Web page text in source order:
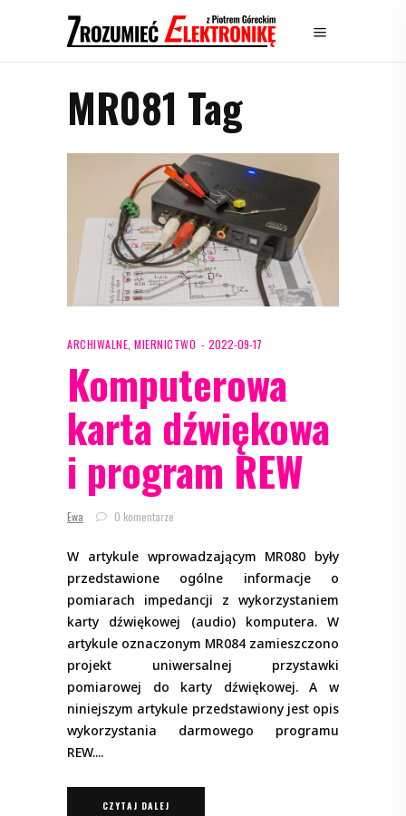
MR081 Tag
ARCHIWALNE MIERNICTWO 2022-09-17
Komputerowa
karta dźwiękowa
i program REW
Ewa 0 komentarze
W artykule wprowadzającym MR080 były
przedstawione ogólne informacje o
pomiarach impedancji z wykorzystaniem
karty dźwiękowej (audio) komputera. W
artykule oznaczonym MR084 zamieszczono
projekt uniwersalnej przystawki
pomiarowej do karty dźwiękowej. A w
niniejszym artykule przedstawiony jest opis
wykorzystania darmowego programu
REW.
CZYTAJ DALEJ